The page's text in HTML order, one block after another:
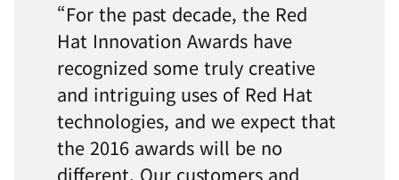
“For the past decade, the Red
Hat Innovation Awards have
recognized some truly creative
and intriguing uses of Red Hat
technologies, and we expect that
the 2016 awards will be no
different. Our customers and